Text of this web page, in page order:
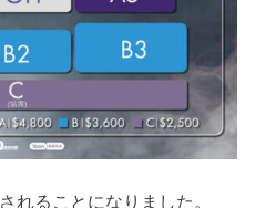
れることになりました。